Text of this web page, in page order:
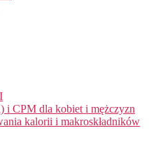
i CPM dla kobiet i mężczyzn
kalorii i makroskładników